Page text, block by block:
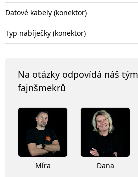
Datové kabely (konektor)
Typ nabíječky (konektor)
Na otázky odpovídá náš tým
fajnšmekrů
Míra
Dana